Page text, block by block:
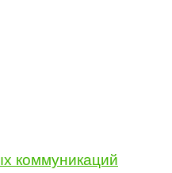
коммуникаций